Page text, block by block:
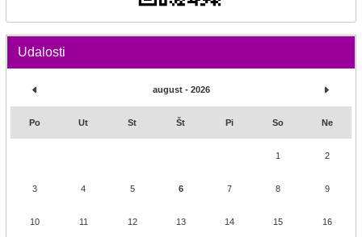
Udalosti
august - 2026
Po Ut St Št Pi So Ne
1 2
3 4 5 6 7 8 9
10 11 12 13 14 15 16